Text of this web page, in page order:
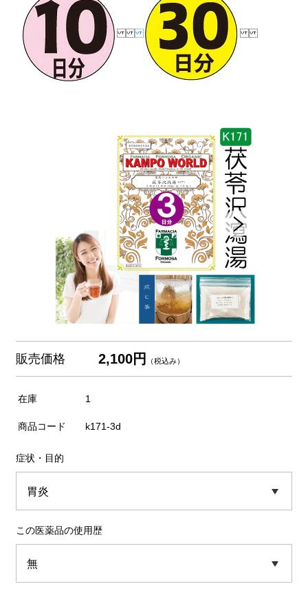
販売価格 2,100円 （税込み）
在庫 1
商品コード k171-3d
症状・目的
この医薬品の使用歴